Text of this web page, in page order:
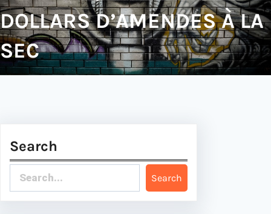
DOLLARS D’AMENDES À LA
SEC
Search
a
Search